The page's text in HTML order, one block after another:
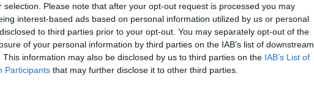
selection. Please note that after your opt-out request is processed you may
interest-based ads based on personal information utilized by us or personal
to third parties prior to your opt-out. You may separately opt-out of the
of your personal information by third parties on the IAB’s list of downstream
This information may also be disclosed by us to third parties on the IAB’s List of
Participants that may further disclose it to other third parties.
KÖVETKEZŐ BEJEGYZÉS
Negyedik alkalommal
szervezik meg